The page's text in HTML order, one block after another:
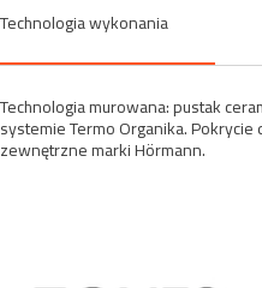
Technologia wykonania
Technologia murowana: pustak
systemie Termo Organika.
zewnętrzne marki Hörmann.